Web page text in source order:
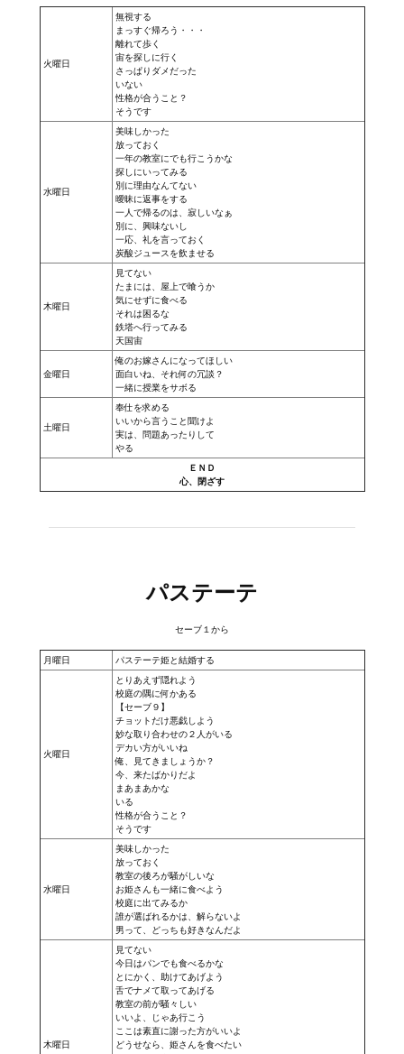
火曜日
無視する
まっすぐ帰ろう・・・
離れて歩く
宙を探しに行く
さっぱりダメだった
いない
性格が合うこと？
そうです
水曜日
美味しかった
放っておく
一年の教室にでも行こうかな
探しにいってみる
別に理由なんてない
曖昧に返事をする
一人で帰るのは、寂しいなぁ
別に、興味ないし
一応、礼を言っておく
炭酸ジュースを飲ませる
木曜日
見てない
たまには、屋上で喰うか
気にせずに食べる
それは困るな
鉄塔へ行ってみる
天国宙
金曜日
俺のお嫁さんになってほしい
面白いね、それ何の冗談？
一緒に授業をサボる
土曜日
奉仕を求める
いいから言うこと聞けよ
実は、問題あったりして
やる
ＥＮＤ
心、閉ざす
パステーテ
セーブ１から
月曜日 パステーテ姫と結婚する
火曜日
とりあえず隠れよう
校庭の隅に何かある
【セーブ９】
チョットだけ悪戯しよう
妙な取り合わせの２人がいる
デカい方がいいね
俺、見てきましょうか？
今、来たばかりだよ
まあまあかな
いる
性格が合うこと？
そうです
水曜日
美味しかった
放っておく
教室の後ろが騒がしいな
お姫さんも一緒に食べよう
校庭に出てみるか
誰が選ばれるかは、解らないよ
男って、どっちも好きなんだよ
木曜日
見てない
今日はパンでも食べるかな
とにかく、助けてあげよう
舌でナメて取ってあげる
教室の前が騒々しい
いいよ、じゃあ行こう
ここは素直に謝った方がいいよ
どうせなら、姫さんを食べたい